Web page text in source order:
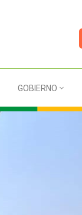
GOBIERNO